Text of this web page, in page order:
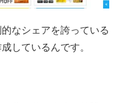
なシェアを誇っている
しているんです。